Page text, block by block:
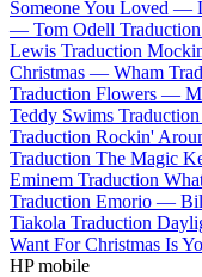
Someone You Loved —
— Tom Odell
Lewis Traduction
Christmas — Wham
Traduction Flowers —
Teddy Swims
Traduction Rockin'
Traduction The Magic
Eminem Traduction
Traduction Emorio —
Tiakola Traduction
Want For Christmas Is
HP mobile